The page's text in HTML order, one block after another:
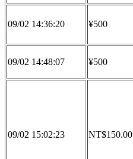
09/02 14:36:20 ¥500
09/02 14:48:07 ¥500
09/02 15:02:23 NT$150.00